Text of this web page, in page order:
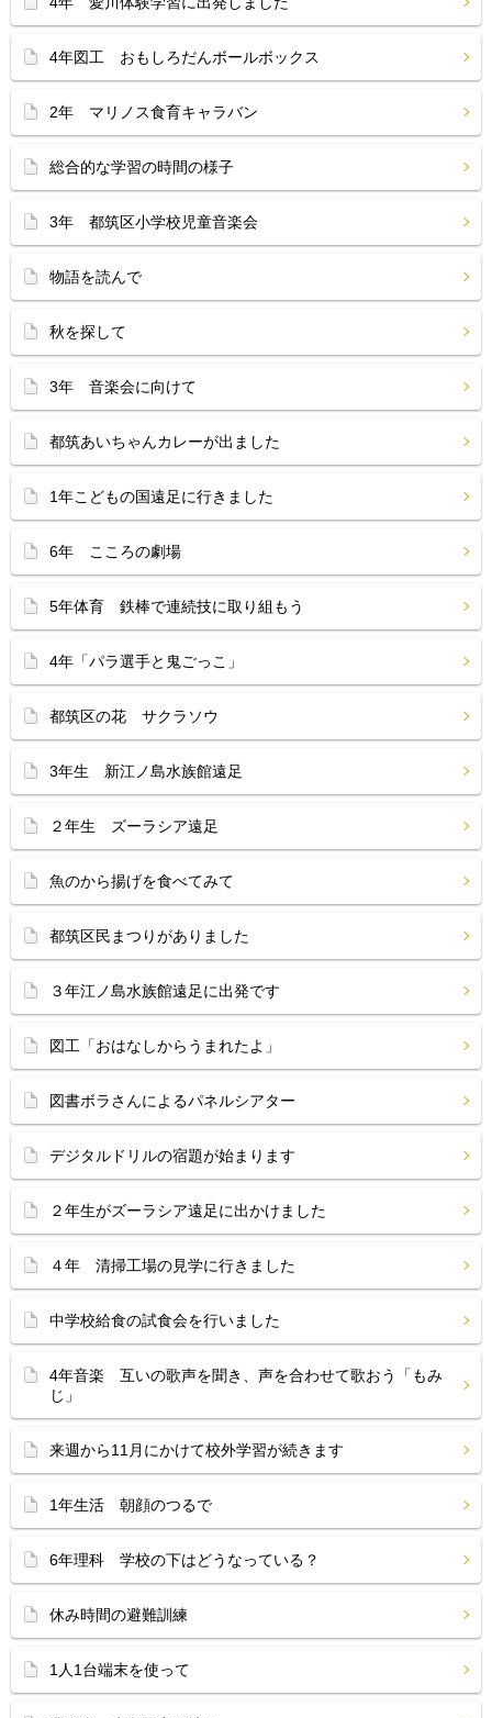
4年図工 おもしろだんボールボックス
2年 マリノス食育キャラバン
総合的な学習の時間の様子
3年 都筑区小学校児童音楽会
物語を読んで
秋を探して
3年 音楽会に向けて
都筑あいちゃんカレーが出ました
1年こどもの国遠足に行きました
6年 こころの劇場
5年体育 鉄棒で連続技に取り組もう
4年「パラ選手と鬼ごっこ」
都筑区の花 サクラソウ
3年生 新江ノ島水族館遠足
２年生 ズーラシア遠足
魚のから揚げを食べてみて
都筑区民まつりがありました
３年江ノ島水族館遠足に出発です
図工「おはなしからうまれたよ」
図書ボラさんによるパネルシアター
デジタルドリルの宿題が始まります
２年生がズーラシア遠足に出かけました
４年 清掃工場の見学に行きました
中学校給食の試食会を行いました
4年音楽 互いの歌声を聞き、声を合わせて歌おう「もみ
じ」
来週から11月にかけて校外学習が続きます
1年生活 朝顔のつるで
6年理科 学校の下はどうなっている？
休み時間の避難訓練
1人1台端末を使って